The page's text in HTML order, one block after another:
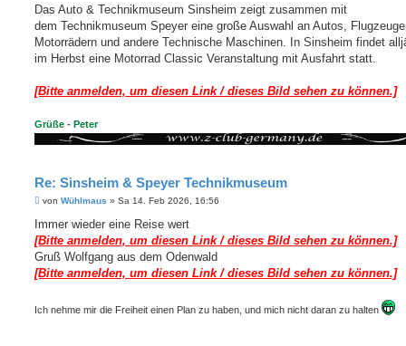
Das Auto & Technikmuseum Sinsheim zeigt zusammen mit
dem Technikmuseum Speyer eine große Auswahl an Autos,
Motorrädern und andere Technische Maschinen. In Sinsheim findet
im Herbst eine Motorrad Classic Veranstaltung mit Ausfahrt statt.
[Bitte anmelden, um diesen Link / dieses Bild sehen zu können.]
Grüße - Peter
Re: Sinsheim & Speyer Technikmuseum
B
i
r
a
von Wühlmaus » Sa 14. Feb 2026, 16:56
Immer wieder eine Reise wert
[Bitte anmelden, um diesen Link / dieses Bild sehen zu können.]
Gruß Wolfgang aus dem Odenwald
[Bitte anmelden, um diesen Link / dieses Bild sehen zu können.]
Ich nehme mir die Freiheit einen Plan zu haben, und mich nicht daran zu halten